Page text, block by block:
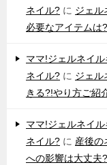
ネイル? に ジェル
必要なアイテムは
ママ!ジェルネイ
ネイル? に ジェル
きる?!やり方ご紹
ママ!ジェルネイ
ネイル? に 産後の
への影響は大丈夫